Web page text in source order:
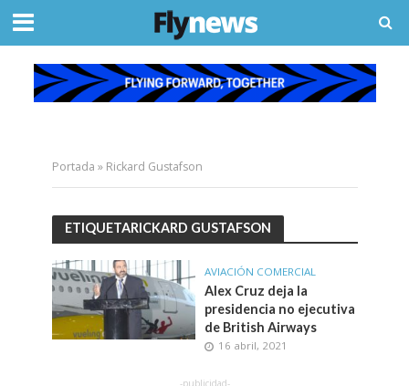
Portada » Rickard Gustafson
ETIQUETARICKARD GUSTAFSON
AVIACIÓN COMERCIAL
Alex Cruz deja la
presidencia no ejecutiva
de British Airways
16 abril, 2021